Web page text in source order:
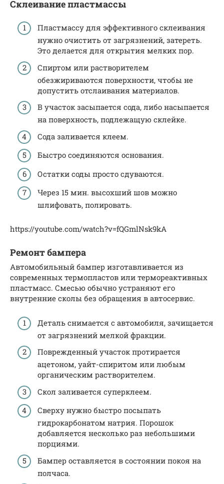
Склеивание пластмассы
Пластмассу для эффективного склеивания
нужно очистить от загрязнений, затереть.
Это делается для открытия мелких пор.
Спиртом или растворителем
обезжириваются поверхности, чтобы не
допустить отслаивания материалов.
В участок засыпается сода, либо насыпается
на поверхность, подлежащую склейке.
Сода заливается клеем.
Быстро соединяются основания.
Остатки соды просто сдуваются.
Через 15 мин. высохший шов можно
шлифовать, полировать.
https://youtube.com/watch?v=fQGmlNsk9kA
Ремонт бампера
Автомобильный бампер изготавливается из
современных термопластов или термореактивных
пластмасс. Смесью обычно устраняют его
внутренние сколы без обращения в автосервис.
Деталь снимается с автомобиля, зачищается
от загрязнений мелкой фракции.
Поврежденный участок протирается
ацетоном, уайт-спиритом или любым
органическим растворителем.
Скол заливается суперклеем.
Сверху нужно быстро посыпать
гидрокарбонатом натрия. Порошок
добавляется несколько раз небольшими
порциями.
Бампер оставляется в состоянии покоя на
полчаса.